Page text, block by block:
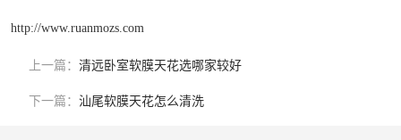
http://www.ruanmozs.com
上一篇： 清远卧室软膜天花选哪家较好
下一篇： 汕尾软膜天花怎么清洗